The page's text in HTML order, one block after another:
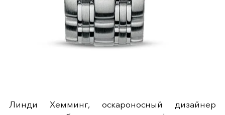
Линди Хемминг, оскароносный дизайнер